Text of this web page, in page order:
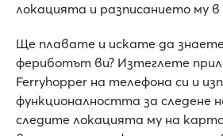
локацията и разписанието му в
Ще плавате и искате да
фериботът ви? Изтеглете
Ferryhopper на телефона си и
функционалността за следене
следите локацията му на